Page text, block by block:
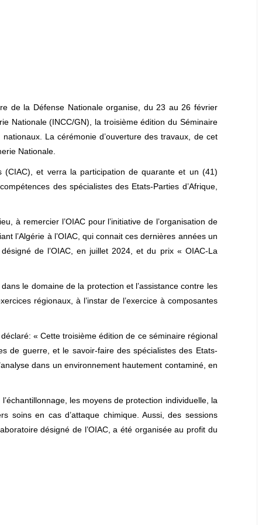
de la Défense Nationale organise, du 23 au 26 février
Nationale (INCC/GN), la troisième édition du Séminaire
La cérémonie d’ouverture des travaux, de cet
Nationale.
(CIAC), et verra la participation de quarante et un (41)
des spécialistes des Etats-Parties d’Afrique,
à remercier l’OIAC pour l’initiative de l’organisation de
l’Algérie à l’OIAC, qui connait ces dernières années un
de l’OIAC, en juillet 2024, et du prix « OIAC-La
le domaine de la protection et l’assistance contre les
régionaux, à l’instar de l’exercice à composantes
« Cette troisième édition de ce séminaire régional
de guerre, et le savoir-faire des spécialistes des Etats-
dans un environnement hautement contaminé, en
les moyens de protection individuelle, la
soins en cas d’attaque chimique. Aussi, des sessions
désigné de l’OIAC, a été organisée au profit du